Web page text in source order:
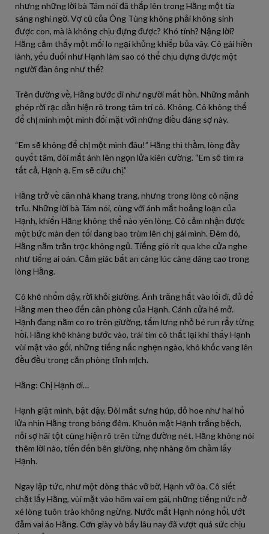
nhưng những lời bà Tám nói đã thắp lên trong Hằng một tia
sáng nghi ngờ. Vợ cũ của Ông Tùng không phải không sinh
được con, mà là không chịu đựng được? Khó tính? Nặng lời?
Hằng cảm thấy một mối lo ngại khủng khiếp bủa vây. Cô gái hiền
lành, yếu đuối như Hạnh làm sao có thể chịu đựng được một
người đàn ông như thế?
Trên đường về, Hằng bước đi như người mất hồn. Những mảnh
ghép rời rạc dần hiện rõ trong tâm trí cô. Không. Cô không thể
để chị mình một mình đối mặt với những điều đáng sợ này.
“Em sẽ không để chị một mình đâu!” Hằng thì thầm, lòng đầy
quyết tâm, đôi mắt ánh lên ngọn lửa kiên cường. “Em sẽ tìm ra
tất cả, Hạnh ạ. Em sẽ cứu chị.”
Hằng trở về căn nhà khang trang, nhưng trong lòng cô nặng
trĩu. Những lời bà Tám nói, cùng với ánh mắt hoảng loạn của
Hạnh, khiến Hằng không thể nào yên lòng. Cô cảm nhận được
một bức màn đen tối đang bao trùm lên chị gái mình. Đêm đó,
Hằng nằm trằn trọc không ngủ. Tiếng gió rít qua khe cửa nghe
như tiếng ai oán. Cảm giác bất an càng lúc càng dâng cao trong
lòng Hằng.
Cô khẽ nhổm dậy, rời khỏi giường. Ánh trăng hắt vào lối đi, đủ để
Hằng men theo đến căn phòng của Hạnh. Cánh cửa hé mở.
Hạnh đang nằm co ro trên giường, tấm lưng nhỏ bé run rẩy từng
hồi. Hằng khẽ khàng bước vào, trái tim cô thắt lại khi thấy Hạnh
vùi mặt vào gối, những tiếng nấc nghẹn ngào, khô khốc vang lên
đều đều trong căn phòng tĩnh mịch.
Hằng: Chị Hạnh ơi…
Hạnh giật mình, bật dậy. Đôi mắt sưng húp, đỏ hoe như hai hố
lửa nhìn Hằng trong bóng đêm. Khuôn mặt Hạnh trắng bệch,
nỗi sợ hãi tột cùng hiện rõ trên từng đường nét. Hằng không nói
thêm lời nào, tiến đến bên giường, nhẹ nhàng ôm chầm lấy
Hạnh.
Ngay lập tức, như một dòng thác vỡ bờ, Hạnh vỡ òa. Cô siết
chặt lấy Hằng, vùi mặt vào hõm vai em gái, những tiếng nức nở
xé lòng tuôn trào không ngừng. Nước mắt Hạnh nóng hổi, ướt
đẫm vai áo Hằng. Cơn giày vò bấy lâu nay đã vượt quá sức chịu